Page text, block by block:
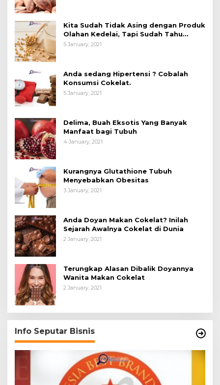
Kita Sudah Tidak Asing dengan Produk
Olahan Kedelai, Tapi Sudah Tahu
Manfaatnya untuk Kesehatan?
5 January, 2021
Anda sedang Hipertensi ? Cobalah
Konsumsi Cokelat.
5 January, 2021
Delima, Buah Eksotis Yang Banyak
Manfaat bagi Tubuh
4 January, 2021
Kurangnya Glutathione Tubuh
Menyebabkan Obesitas
3 January, 2021
Anda Doyan Makan Cokelat? Inilah
Sejarah Awalnya Cokelat di Dunia
2 January, 2021
Terungkap Alasan Dibalik Doyannya
Wanita Makan Cokelat
2 January, 2021
Info Seputar Bisnis